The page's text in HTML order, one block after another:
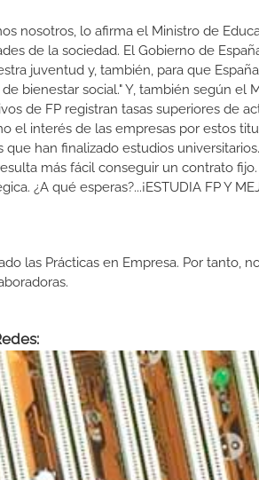
nosotros, lo afirma el Ministro de
de la sociedad. El Gobierno de
juventud y, también, para que
bienestar social." Y, también según el
de FP registran tasas superiores de
el interés de las empresas por estos
han finalizado estudios
más fácil conseguir un contrato
¿A qué esperas?...¡ESTUDIA FP Y
las Prácticas en Empresa. Por tanto,